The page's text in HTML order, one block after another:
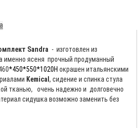
Sandra - изготовлен из
именно ясеня прочный продуманный
*450*550*1020Н окрашен итальянскими
Kemical , сидение и спинка стула
тканью, очень надежно и долговечно
сидушка возможно заменить без